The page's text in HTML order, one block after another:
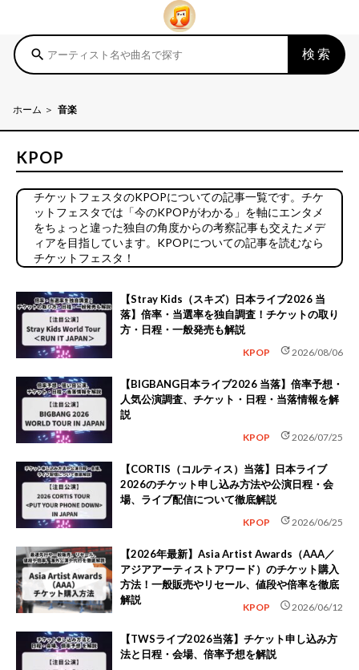
search 検索
ホーム 音楽
KPOP
チケットフェスタのKPOPについての記事一覧です。チケ
ットフェスタでは「今のKPOPがわかる」を軸にエンタメ
をちょっと違った独自の角度からの考察記事も交えたメデ
ィアを目指しています。KPOPについての記事を読むなら
チケットフェスタ！
【Stray Kids（スキズ）日本ライブ2026 当
落】倍率・当選率を独自調査！チケットの取り
方・日程・一般発売も解説
KPOP update2026/08/06
【BIGBANG日本ライブ2026 当落】倍率予想・
人気公演調査、チケット・日程・当落情報を解
説
KPOP update2026/07/25
【CORTIS（コルティス）当落】日本ライブ
2026のチケット申し込み方法や公演日程・会
場、ライブ配信について徹底解説
KPOP update2026/06/25
【2026年最新】Asia Artist Awards（AAA／
アジアアーティストアワード）のチケット購入
方法！一般販売やリセール、値段や倍率を徹底
解説
KPOP schedule2026/06/12
【TWSライブ2026当落】チケット申し込み方
法と日程・会場、倍率予想を解説